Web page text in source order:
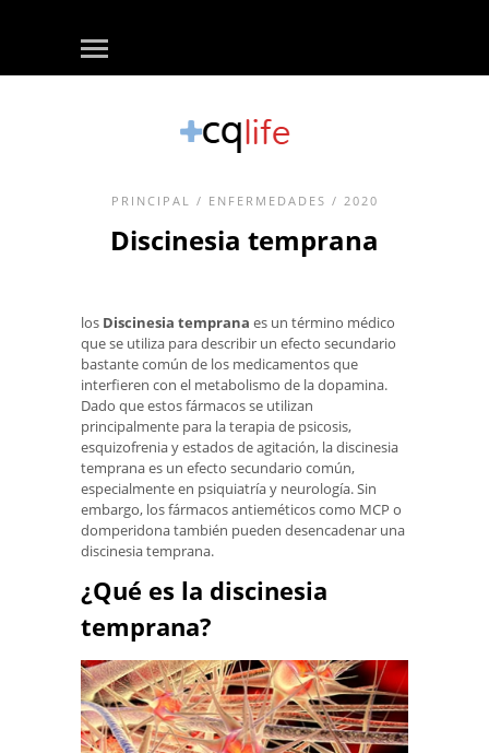
PRINCIPAL / ENFERMEDADES / 2020
Discinesia temprana
los Discinesia temprana es un término médico
que se utiliza para describir un efecto secundario
bastante común de los medicamentos que
interfieren con el metabolismo de la dopamina.
Dado que estos fármacos se utilizan
principalmente para la terapia de psicosis,
esquizofrenia y estados de agitación, la discinesia
temprana es un efecto secundario común,
especialmente en psiquiatría y neurología. Sin
embargo, los fármacos antieméticos como MCP o
domperidona también pueden desencadenar una
discinesia temprana.
¿Qué es la discinesia
temprana?